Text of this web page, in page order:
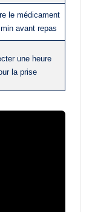
le médicament
avant repas
une heure
la prise